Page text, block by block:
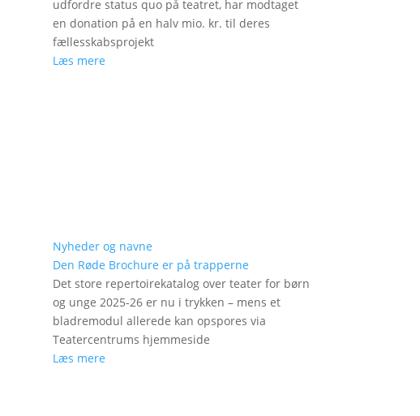
udfordre status quo på teatret, har modtaget
en donation på en halv mio. kr. til deres
fællesskabsprojekt
Læs mere
Nyheder og navne
Den Røde Brochure er på trapperne
Det store repertoirekatalog over teater for børn
og unge 2025-26 er nu i trykken – mens et
bladremodul allerede kan opspores via
Teatercentrums hjemmeside
Læs mere